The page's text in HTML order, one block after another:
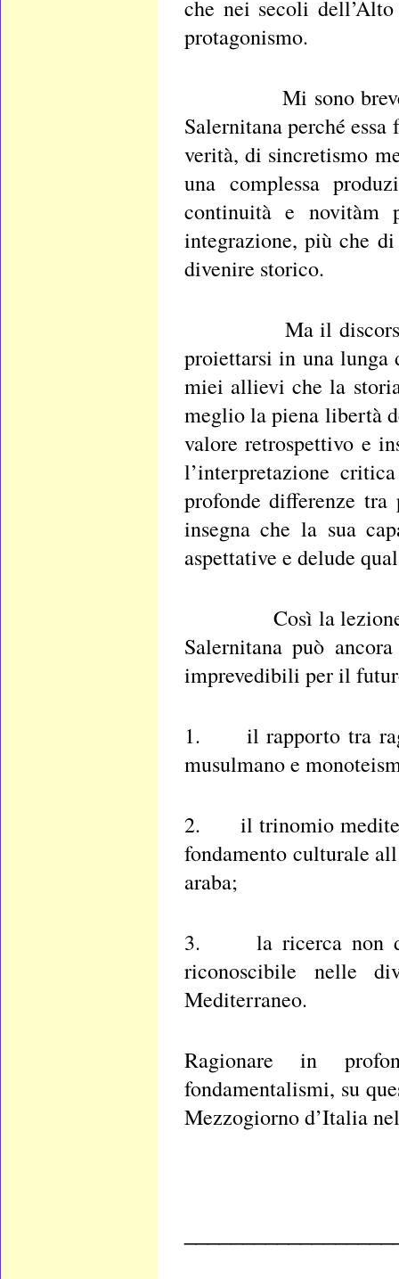
che nei secoli
protagonismo.
Mi sono
Salernitana perché
verità, di sincretismo
una complessa
continuità e novitàm
integrazione, più che
divenire storico.
Ma il discorso non
proiettarsi in una lunga
miei allievi che la
meglio la piena libertà
valore retrospettivo e
l’interpretazione
profonde differenze tra
insegna che la sua
aspettative e delude
Così la lezione del
Salernitana può
imprevedibili per il
1. il rapporto tra
musulmano e
2. il trinomio
fondamento culturale
araba;
3. la ricerca non
riconoscibile nelle
Mediterraneo.
Ragionare in
fondamentalismi, su
Mezzogiorno d’Italia